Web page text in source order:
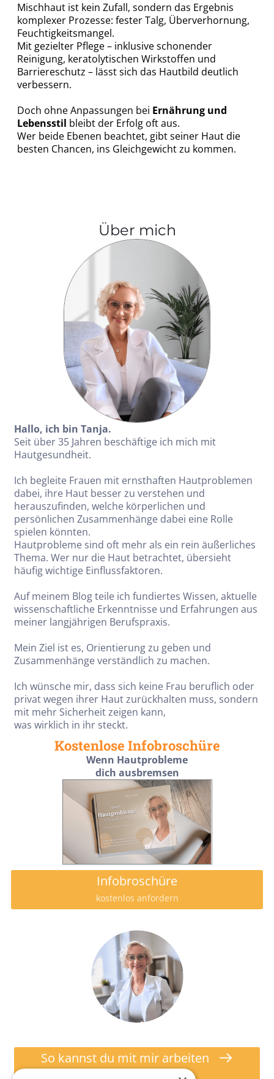
Mischhaut ist kein Zufall, sondern das Ergebnis
komplexer Prozesse: fester Talg, Überverhornung,
Feuchtigkeitsmangel.
Mit gezielter Pflege – inklusive schonender
Reinigung, keratolytischen Wirkstoffen und
Barriereschutz – lässt sich das Hautbild deutlich
verbessern.
Doch ohne Anpassungen bei Ernährung und
Lebensstil bleibt der Erfolg oft aus.
Wer beide Ebenen beachtet, gibt seiner Haut die
besten Chancen, ins Gleichgewicht zu kommen.
Über mich
Hallo, ich bin Tanja.
Seit über 35 Jahren beschäftige ich mich mit
Hautgesundheit.
Ich begleite Frauen mit ernsthaften Hautproblemen
dabei, ihre Haut besser zu verstehen und
herauszufinden, welche körperlichen und
persönlichen Zusammenhänge dabei eine Rolle
spielen könnten.
Hautprobleme sind oft mehr als ein rein äußerliches
Thema. Wer nur die Haut betrachtet, übersieht
häufig wichtige Einflussfaktoren.
Auf meinem Blog teile ich fundiertes Wissen, aktuelle
wissenschaftliche Erkenntnisse und Erfahrungen aus
meiner langjährigen Berufspraxis.
Mein Ziel ist es, Orientierung zu geben und
Zusammenhänge verständlich zu machen.
Ich wünsche mir, dass sich keine Frau beruflich oder
privat wegen ihrer Haut zurückhalten muss, sondern
mit mehr Sicherheit zeigen kann,
was wirklich in ihr steckt.
Kostenlose Infobroschüre
Wenn Hautprobleme
dich ausbremsen
Infobroschüre
kostenlos anfordern
So kannst du mit mir arbeiten